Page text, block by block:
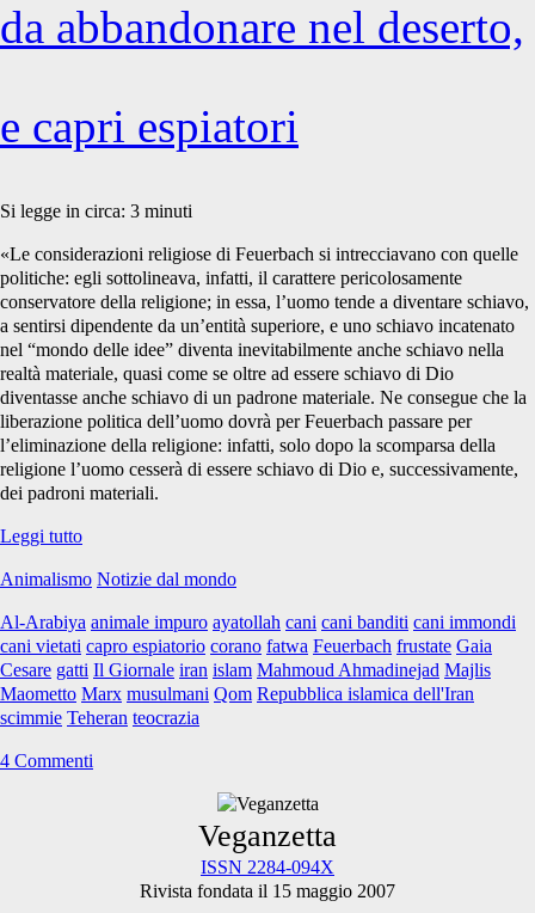
da abbandonare nel deserto,
e capri espiatori
Si legge in circa: 3 minuti
«Le considerazioni religiose di Feuerbach si intrecciavano con quelle
politiche: egli sottolineava, infatti, il carattere pericolosamente
conservatore della religione; in essa, l’uomo tende a diventare schiavo,
a sentirsi dipendente da un’entità superiore, e uno schiavo incatenato
nel “mondo delle idee” diventa inevitabilmente anche schiavo nella
realtà materiale, quasi come se oltre ad essere schiavo di Dio
diventasse anche schiavo di un padrone materiale. Ne consegue che la
liberazione politica dell’uomo dovrà per Feuerbach passare per
l’eliminazione della religione: infatti, solo dopo la scomparsa della
religione l’uomo cesserà di essere schiavo di Dio e, successivamente,
dei padroni materiali.
Leggi tuttoIran:
di
Cani
da
abbandonare
nel
deserto,
capri
Animalismo Notizie dal mondo
Al-Arabiya animale impuro ayatollah cani cani banditi cani immondi
cani vietati capro espiatorio corano fatwa Feuerbach frustate Gaia
Cesare gatti Il Giornale iran islam Mahmoud Ahmadinejad Majlis
Maometto Marx musulmani Qom Repubblica islamica dell'Iran
scimmie Teheran teocrazia
4 Commenti
Veganzetta
ISSN 2284-094X
Rivista fondata il 15 maggio 2007